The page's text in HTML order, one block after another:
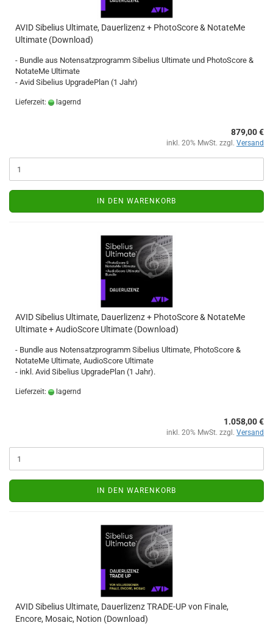
AVID Sibelius Ultimate, Dauerlizenz + PhotoScore & NotateMe
Ultimate (Download)
- Bundle aus Notensatzprogramm Sibelius Ultimate und PhotoScore &
NotateMe Ultimate
- Avid Sibelius UpgradePlan (1 Jahr)
Lieferzeit: lagernd
879,00 €
inkl. 20% MwSt. zzgl. Versand
IN DEN WARENKORB
AVID Sibelius Ultimate, Dauerlizenz + PhotoScore & NotateMe
Ultimate + AudioScore Ultimate (Download)
- Bundle aus Notensatzprogramm Sibelius Ultimate, PhotoScore &
NotateMe Ultimate, AudioScore Ultimate
- inkl. Avid Sibelius UpgradePlan (1 Jahr).
Lieferzeit: lagernd
1.058,00 €
inkl. 20% MwSt. zzgl. Versand
IN DEN WARENKORB
AVID Sibelius Ultimate, Dauerlizenz TRADE-UP von Finale,
Encore, Mosaic, Notion (Download)